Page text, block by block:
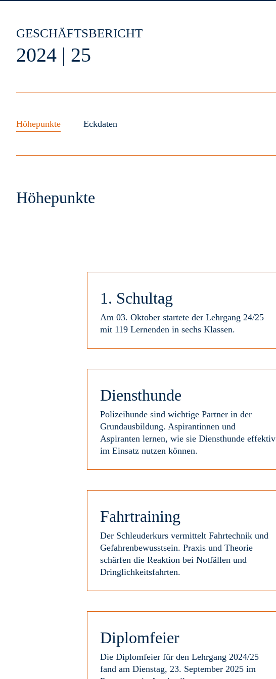
GESCHÄFTSBERICHT
2024 | 25
Höhepunkte Eckdaten
Höhepunkte
1. Schultag
Am 03. Oktober startete der Lehrgang 24/25
mit 119 Lernenden in sechs Klassen.
Diensthunde
Polizeihunde sind wichtige Partner in der
Grundausbildung. Aspirantinnen und
Aspiranten lernen, wie sie Diensthunde effektiv
im Einsatz nutzen können.
Fahrtraining
Der Schleuderkurs vermittelt Fahrtechnik und
Gefahrenbewusstsein. Praxis und Theorie
schärfen die Reaktion bei Notfällen und
Dringlichkeitsfahrten.
Diplomfeier
Die Diplomfeier für den Lehrgang 2024/25
fand am Dienstag, 23. September 2025 im